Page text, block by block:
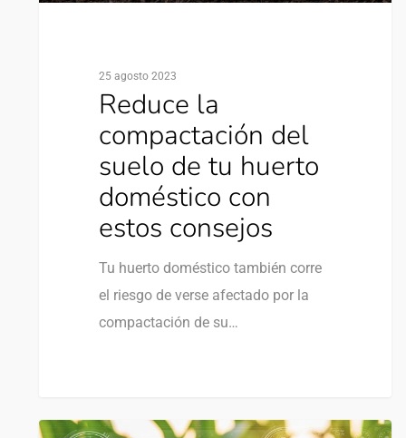
25 agosto 2023
Reduce la
compactación del
suelo de tu huerto
doméstico con
estos consejos
Tu huerto doméstico también corre
el riesgo de verse afectado por la
compactación de su…